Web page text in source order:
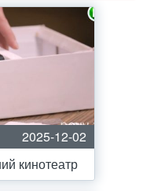
2025-12-02
кинотеатр